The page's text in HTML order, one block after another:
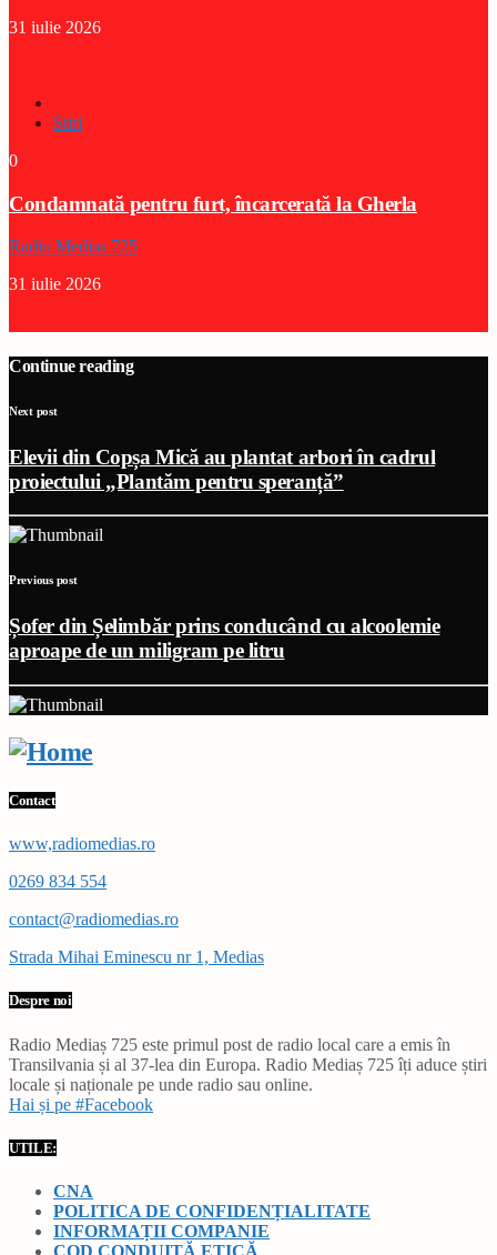
31 iulie 2026
Stiri
0
Condamnată pentru furt, încarcerată la Gherla
Radio Medias 725
31 iulie 2026
Continue reading
Next post
Elevii din Copșa Mică au plantat arbori în cadrul
proiectului „Plantăm pentru speranță”
Previous post
Șofer din Șelimbăr prins conducând cu alcoolemie
aproape de un miligram pe litru
Contact
www,radiomedias.ro
0269 834 554
contact@radiomedias.ro
Strada Mihai Eminescu nr 1, Medias
Despre noi
Radio Mediaș 725 este primul post de radio local care a emis în
Transilvania și al 37-lea din Europa. Radio Mediaș 725 îți aduce știri
locale și naționale pe unde radio sau online.
Hai și pe #Facebook
UTILE:
CNA
POLITICA DE CONFIDENȚIALITATE
INFORMAȚII COMPANIE
COD CONDUITĂ ETICĂ